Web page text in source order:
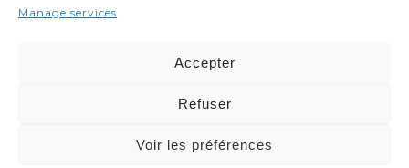
Manage services
Accepter
Refuser
Voir les préférences
DÉCLARATION DE CONFIDENTIALITÉ